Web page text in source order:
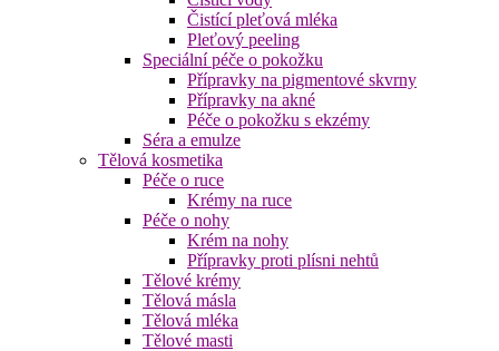
Čistící pleťová mléka
Pleťový peeling
Speciální péče o pokožku
Přípravky na pigmentové skvrny
Přípravky na akné
Péče o pokožku s ekzémy
Séra a emulze
Tělová kosmetika
Péče o ruce
Krémy na ruce
Péče o nohy
Krém na nohy
Přípravky proti plísni nehtů
Tělové krémy
Tělová másla
Tělová mléka
Tělové masti